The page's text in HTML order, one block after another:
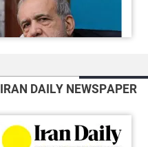
IRAN DAILY NEWSPAPER